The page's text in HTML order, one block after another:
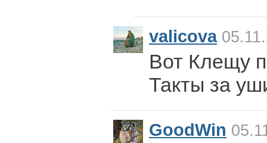
valicova
Вот Клещу
Такты за
GoodWin